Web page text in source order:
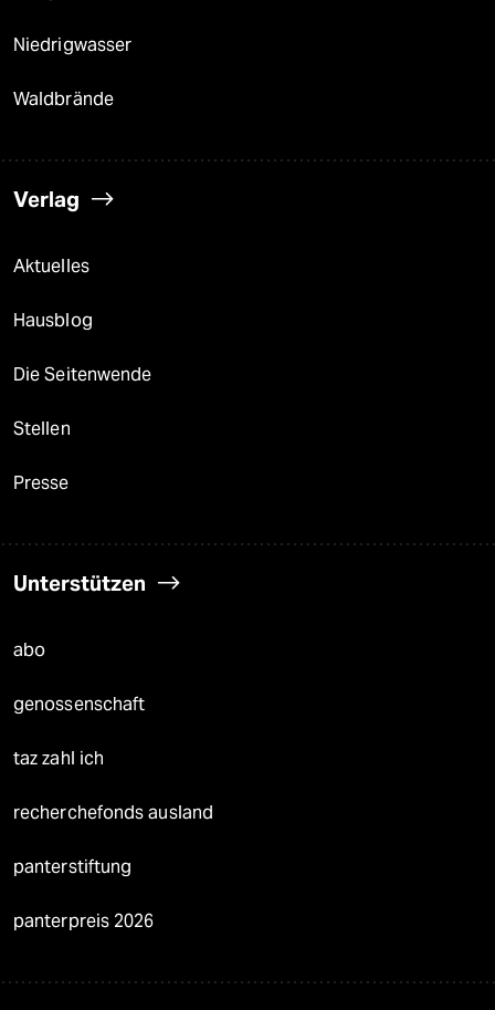
Niedrigwasser
Waldbrände
Verlag
Aktuelles
Hausblog
Die Seitenwende
Stellen
Presse
Unterstützen
abo
genossenschaft
taz zahl ich
recherchefonds ausland
panterstiftung
panterpreis 2026